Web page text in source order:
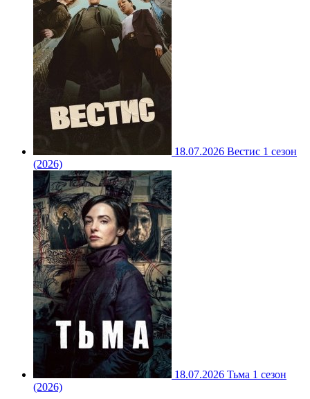
18.07.2026 Вестис 1 сезон
(2026)
18.07.2026 Тьма 1 сезон
(2026)